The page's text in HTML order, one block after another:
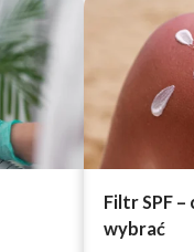
Filtr SPF
wybrać